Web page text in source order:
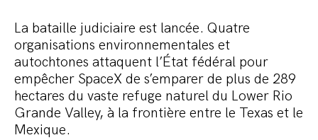
La bataille judiciaire est lancée. Quatre
organisations environnementales et
autochtones attaquent l’État fédéral pour
empêcher SpaceX de s’emparer de plus de 289
hectares du vaste refuge naturel du Lower Rio
Grande Valley, à la frontière entre le Texas et le
Mexique.